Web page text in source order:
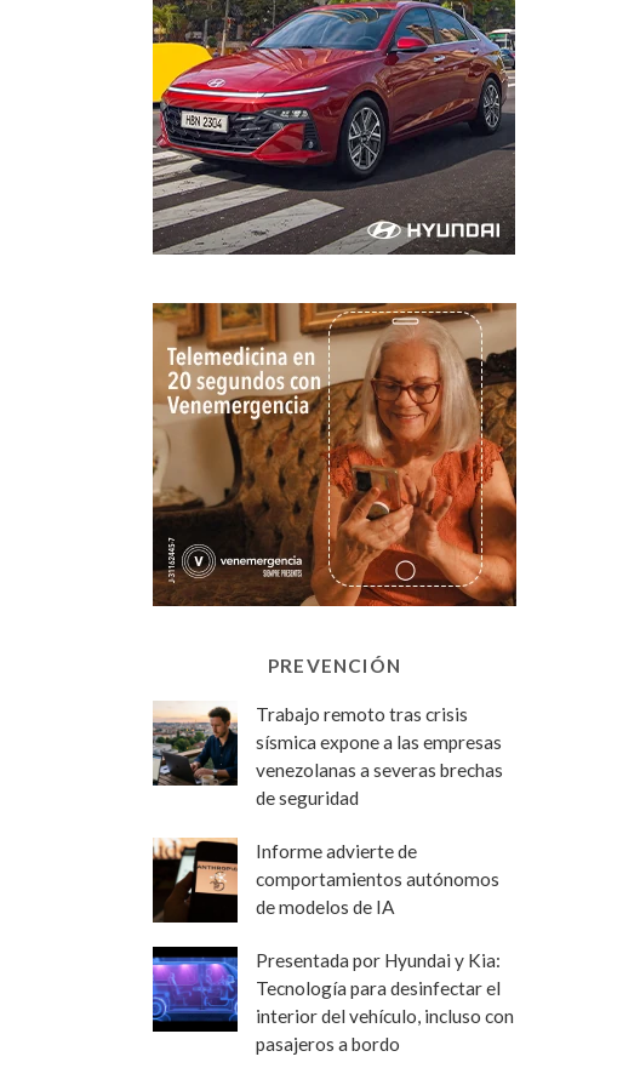
PREVENCIÓN
Trabajo remoto tras crisis
sísmica expone a las empresas
venezolanas a severas brechas
de seguridad
Informe advierte de
comportamientos autónomos
de modelos de IA
Presentada por Hyundai y Kia:
Tecnología para desinfectar el
interior del vehículo, incluso con
pasajeros a bordo